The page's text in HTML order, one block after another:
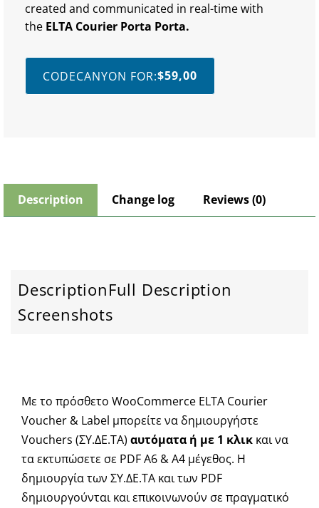
created and communicated in real-time with
the ELTA Courier Porta Porta.
CODECANYON FOR:$59,00
Description Change log Reviews (0)
DescriptionFull Description
Screenshots
Με το πρόσθετο WooCommerce ELTA Courier
Voucher & Label μπορείτε να δημιουργήστε
Vouchers (ΣΥ.ΔΕ.ΤΑ) αυτόματα ή με 1 κλικ και να
τα εκτυπώσετε σε PDF Α6 & Α4 μέγεθος. Η
δημιουργία των ΣΥ.ΔΕ.ΤΑ και των PDF
δημιουργούνται και επικοινωνούν σε πραγματικό